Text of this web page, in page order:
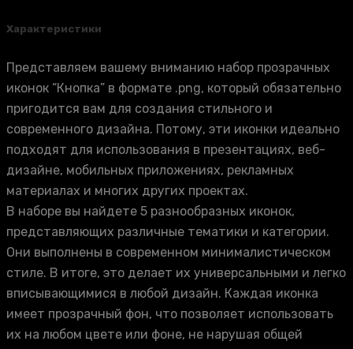
Характеристики
Представляем вашему вниманию набор прозрачных
иконок “Кнопка” в формате .png, который обязательно
пригодится вам для создания стильного и
современного дизайна. Потому, эти иконки идеально
подходят для использования в презентациях, веб-
дизайне, мобильных приложениях, рекламных
материалах и многих других проектах.
В наборе вы найдете 5 разнообразных иконок,
представляющих различные тематики и категории.
Они выполнены в современном минималистическом
стиле. В итоге, это делает их универсальными и легко
вписывающимися в любой дизайн. Каждая иконка
имеет прозрачный фон, что позволяет использовать
их на любом цвете или фоне, не нарушая общей